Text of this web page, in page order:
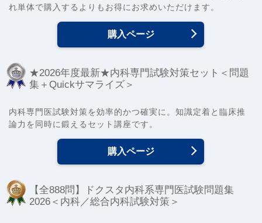
れ単体で購入するよりもお得にお求めいただけます。
購入ページ
★2026年度最新★内科専門試験対策セット＜問題
集＋Quickサマライズ＞
内科専門医試験対策を効率的かつ確実に。知識定着と臨床推
論力を同時に鍛えるセット講座です。
購入ページ
【全888問】ドクスタ内科系専門医試験問題集
2026＜内科／総合内科試験対策＞